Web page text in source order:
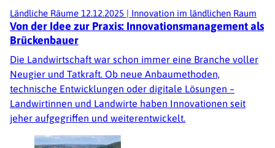
Ländliche Räume 12.12.2025 | Innovation im ländlichen Raum
Von der Idee zur Praxis: Innovationsmanagement als
Brückenbauer
Die Landwirtschaft war schon immer eine Branche voller
Neugier und Tatkraft. Ob neue Anbaumethoden,
technische Entwicklungen oder digitale Lösungen –
Landwirtinnen und Landwirte haben Innovationen seit
jeher aufgegriffen und weiterentwickelt.